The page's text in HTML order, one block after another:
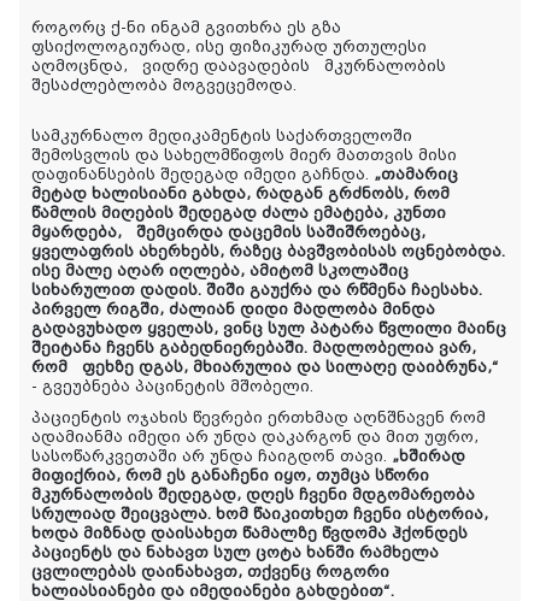
როგორც ქ-ნი ინგამ გვითხრა ეს გზა
ფსიქოლოგიურად, ისე ფიზიკურად ურთულესი
აღმოცნდა, ვიდრე დაავადების მკურნალობის
შესაძლებლობა მოგვეცემოდა.
სამკურნალო მედიკამენტის საქართველოში
შემოსვლის და სახელმწიფოს მიერ მათთვის მისი
დაფინანსების შედეგად იმედი გაჩნდა. „თამარიც
მეტად ხალისიანი გახდა, რადგან გრძნობს, რომ
წამლის მიღების შედეგად ძალა ემატება, კუნთი
მყარდება, შემცირდა დაცემის საშიშროებაც,
ყველაფრის ახერხებს, რაზეც ბავშვობისას ოცნებობდა.
ისე მალე აღარ იღლება, ამიტომ სკოლაშიც
სიხარულით დადის. შიში გაუქრა და რწმენა ჩაესახა.
პირველ რიგში, ძალიან დიდი მადლობა მინდა
გადავუხადო ყველას, ვინც სულ პატარა წვლილი მაინც
შეიტანა ჩვენს გაბედნიერებაში. მადლობელია ვარ,
რომ ფეხზე დგას, მხიარულია და სილაღე დაიბრუნა,“
- გვეუბნება პაცინეტის მშობელი.
პაციენტის ოჯახის წევრები ერთხმად აღნშნავენ რომ
ადამიანმა იმედი არ უნდა დაკარგონ და მით უფრო,
სასოწარკვეთაში არ უნდა ჩაიგდონ თავი. „ხშირად
მიფიქრია, რომ ეს განაჩენი იყო, თუმცა სწორი
მკურნალობის შედეგად, დღეს ჩვენი მდგომარეობა
სრულიად შეიცვალა. ხომ წაიკითხეთ ჩვენი ისტორია,
ხოდა მიზნად დაისახეთ წამალზე წვდომა ჰქონდეს
პაციენტს და ნახავთ სულ ცოტა ხანში რამხელა
ცვლილებას დაინახავთ, თქვენც როგორი
ხალიასიანები და იმედიანები გახდებით“.